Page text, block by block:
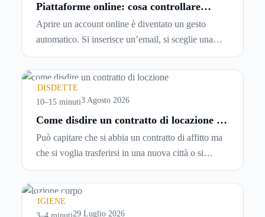
Piattaforme online: cosa controllare
prima di iscriversi e usare servizi in
tempo reale
Aprire un account online è diventato un gesto
automatico. Si inserisce un’email, si sceglie una
password, si accetta una serie di condizioni senza
leggerle davvero. Tutto avviene in pochi minuti,
spesso senza che ci si fermi a capire dove si sta
entrando.
DISDETTE
10–15 minuti3 Agosto 2026
Come disdire un contratto di locazione in
modo corretto ed efficace
Può capitare che si abbia un contratto di affitto ma
che si voglia trasferirsi in una nuova città o si
abbiano problemi a pagare il canone, per cui si
comincia a cercare un’altra abitazione: è legittimo
chiedersi se è possibile
locazioneprima che scada. In questa guida
IGIENE
29 Luglio 2026